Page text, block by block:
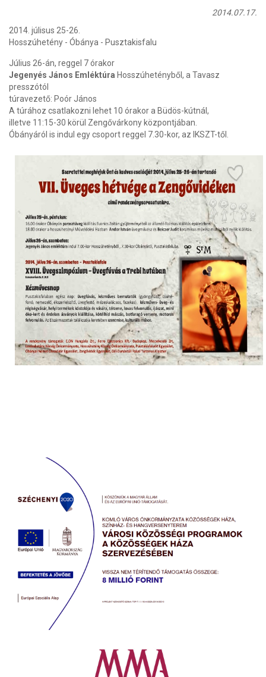
2014.07.17.
2014. júlisus 25-26.
Hosszúhetény - Óbánya - Pusztakisfalu
Július 26-án, reggel 7 órakor
Jegenyés János Emléktúra Hosszúhetényből, a Tavasz
presszótól
túravezető: Poór János
A túrához csatlakozni lehet 10 órakor a Büdös-kútnál,
illetve 11:15-30 körül Zengővárkony központjában.
Óbányáról is indul egy csoport reggel 7.30-kor, az IKSZT-től.